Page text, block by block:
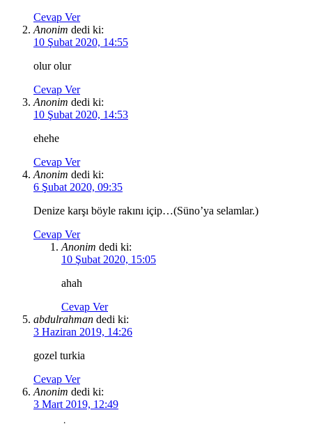
Cevap Ver
Anonim dedi ki:
10 Şubat 2020, 14:55
olur olur
Cevap Ver
Anonim dedi ki:
10 Şubat 2020, 14:53
ehehe
Cevap Ver
Anonim dedi ki:
6 Şubat 2020, 09:35
Denize karşı böyle rakını içip…(Süno’ya selamlar.)
Cevap Ver
Anonim dedi ki:
10 Şubat 2020, 15:05
ahah
Cevap Ver
abdulrahman dedi ki:
3 Haziran 2019, 14:26
gozel turkia
Cevap Ver
Anonim dedi ki:
3 Mart 2019, 12:49